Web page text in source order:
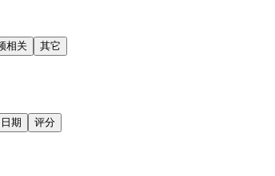
相关
其它
期 评分